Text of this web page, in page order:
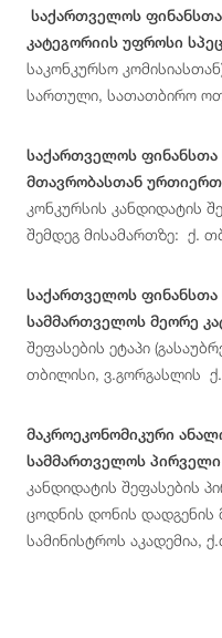
საქართველოს
კატეგორიის უფროსი
საკონკურსო
სართული, სათათბირო
საქართველოს
მთავრობასთან
კონკურსის კანდიდატის
შემდეგ მისამართზე: ქ.
საქართველოს ფინანსთა
სამმართველოს მეორე
შეფასების ეტაპი
თბილისი, ვ.გორგასლის
მაკროეკონომიკური
სამმართველოს პირველი
კანდიდატის შეფასების
ცოდნის დონის დადგენის
სამინისტროს აკადემია,